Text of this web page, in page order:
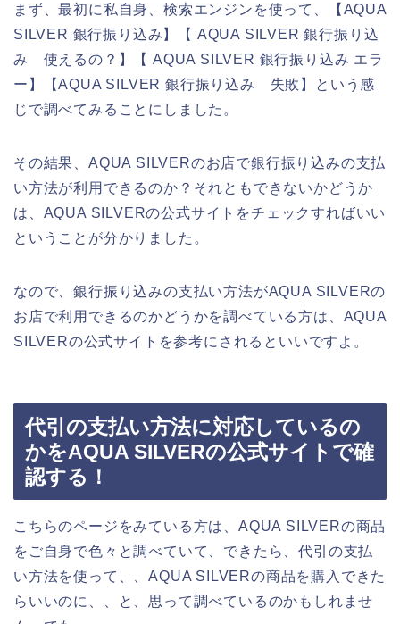
まず、最初に私自身、検索エンジンを使って、【AQUA
SILVER 銀行振り込み】【 AQUA SILVER 銀行振り込
み 使えるの？】【 AQUA SILVER 銀行振り込み エラ
ー】【AQUA SILVER 銀行振り込み 失敗】という感
じで調べてみることにしました。
その結果、AQUA SILVERのお店で銀行振り込みの支払
い方法が利用できるのか？それともできないかどうか
は、AQUA SILVERの公式サイトをチェックすればいい
ということが分かりました。
なので、銀行振り込みの支払い方法がAQUA SILVERの
お店で利用できるのかどうかを調べている方は、AQUA
SILVERの公式サイトを参考にされるといいですよ。
代引の支払い方法に対応しているの
かをAQUA SILVERの公式サイトで確
認する！
こちらのページをみている方は、AQUA SILVERの商品
をご自身で色々と調べていて、できたら、代引の支払
い方法を使って、、AQUA SILVERの商品を購入できた
らいいのに、、と、思って調べているのかもしれませ